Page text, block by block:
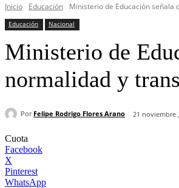
Inicio Educación Ministerio de Educación señala
Educación Nacional
Ministerio de
normalidad y
Por Felipe Rodrigo Flores Arano 21 noviembre
Cuota
Facebook
X
Pinterest
WhatsApp